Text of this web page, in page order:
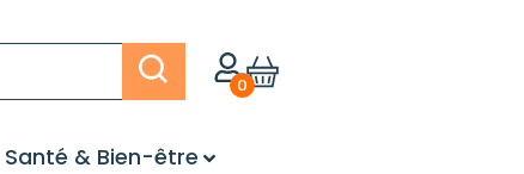
0
Santé & Bien-être